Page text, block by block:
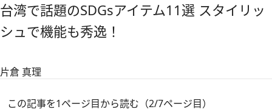
台湾で話題のSDGsアイテム11選 スタイリッ
シュで機能も秀逸！
片倉 真理
この記事を1ページ目から読む（2/7ページ目）